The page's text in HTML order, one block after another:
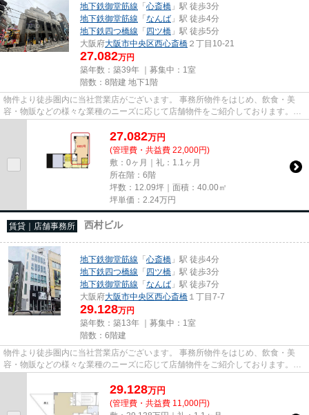
地下鉄御堂筋線 「心斎橋 」駅 徒歩3分
地下鉄御堂筋線 「なんば 」駅 徒歩4分
地下鉄四つ橋線 「四ツ橋 」駅 徒歩5分
大阪府大阪市中央区西心斎橋 ２丁目10-21
27.082万円
築年数：築39年 ｜募集中： 1室
階数：8階建 地下1階
物件より徒歩圏内に当社営業店がございます。 事務所物件をはじめ、飲食・美
容・物販などの様々な業種のニーズに応じて店舗物件をご紹介しております。
尚、弊社ではおとり広告は一切...
27.082万円
(管理費・共益費 22,000円)
敷：0ヶ月｜礼：1.1ヶ月
所在階：6階
坪数：12.09坪｜面積：40.00㎡
坪単価： 2.24万円
賃貸｜店舗事務所 西村ビル
地下鉄御堂筋線 「心斎橋 」駅 徒歩4分
地下鉄四つ橋線 「四ツ橋 」駅 徒歩3分
地下鉄御堂筋線 「なんば 」駅 徒歩7分
大阪府大阪市中央区西心斎橋 １丁目7-7
29.128万円
築年数：築13年 ｜募集中： 1室
階数：6階建
物件より徒歩圏内に当社営業店がございます。 事務所物件をはじめ、飲食・美
容・物販などの様々な業種のニーズに応じて店舗物件をご紹介しております。
尚、弊社ではおとり広告は一切...
29.128万円
(管理費・共益費 11,000円)